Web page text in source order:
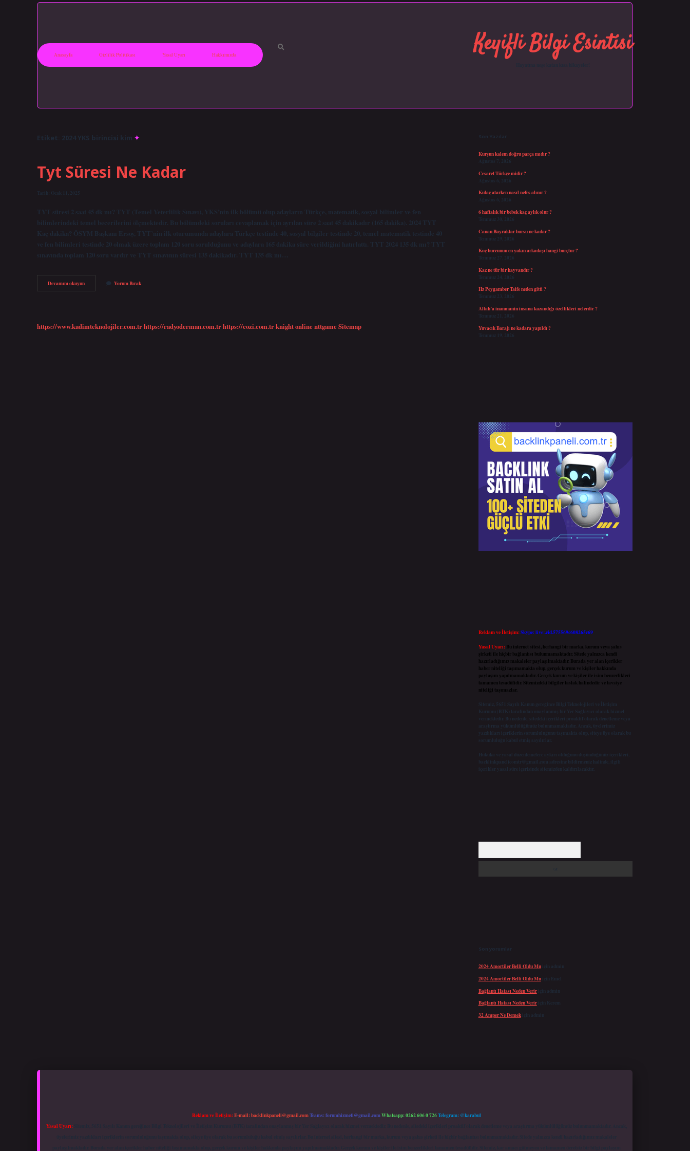
Anasayfa Gizlilik Politikası Yasal Uyarı Hakkımızda Keyifli Bilgi Esintisi
Etiket: 2024 YKS birincisi kim
Tyt Süresi Ne Kadar
Tarih: Ocak 11, 2025
TYT süresi 2 saat 45 dk mı? TYT (Temel Yeterlilik Sınavı), YKS’nin ilk bölümü olup adayların Türkçe, matematik, sosyal bilimler ve fen
bilimlerindeki temel becerilerini ölçmektedir. Bu bölümdeki soruları cevaplamak için ayrılan süre 2 saat 45 dakikadır (165 dakika). 2024 TYT
Kaç dakika? ÖSYM Başkanı Ersoy, TYT’nin ilk oturumunda adaylara Türkçe testinde 40, sosyal bilgiler testinde 20, temel matematik testinde 40
ve fen bilimleri testinde 20 olmak üzere toplam 120 soru sorulduğunu ve adaylara 165 dakika süre verildiğini hatırlattı. TYT 2024 135 dk mı? TYT
sınavında toplam 120 soru vardır ve TYT sınavının süresi 135 dakikadır. TYT 135 dk mı…
Devamını okuyunTyt
Süresi
Yorum Bırak
https://www.kadimteknolojiler.com.trhttps://radyoderman.com.trhttps://cozi.com.trknight onlinenttgameSitemap
Son Yazılar
Kurşun kalem doğru parça mıdır ?
Ağustos 7, 2026
Cesaret Türkçe midir ?
Ağustos 6, 2026
Kulaç atarken nasıl nefes alınır ?
Ağustos 6, 2026
6 haftalık bir bebek kaç aylık olur ?
Temmuz 30, 2026
Canan Bayraktar bursu ne kadar ?
Temmuz 29, 2026
Koç burcunun en yakın arkadaşı hangi burçtur ?
Temmuz 27, 2026
Kaz ne tür bir hayvandır ?
Temmuz 24, 2026
Hz Peygamber Taife neden gitti ?
Temmuz 23, 2026
Allah’a inanmanin insana kazandığı özellikleri nelerdir ?
Temmuz 21, 2026
Yuvacık Barajı ne kadara yapıldı ?
Temmuz 19, 2026
Reklam ve İletişim:Skype: live:.cid.575569c608265c69
Yasal Uyarı: Bu internet sitesi, herhangi bir marka, kurum veya şahıs
şirketi ile hiçbir bağlantısı bulunmamaktadır. Sitede yalnızca kendi
hazırladığımız makaleler paylaşılmaktadır. Burada yer alan içerikler
haber niteliği taşımamakta olup, gerçek kurum ve kişiler hakkında
paylaşım yapılmamaktadır. Gerçek kurum ve kişiler ile isim benzerlikleri
tamamen tesadüfidir. Sitemizdeki bilgiler taslak halindedir ve tavsiye
niteliği taşımazlar.
Sitemiz, 5651 Sayılı Kanun gereğince Bilgi Teknolojileri ve İletişim
Kurumu (BTK) tarafından onaylanmış bir Yer Sağlayıcı olarak hizmet
vermektedir. Bu nedenle, sitedeki içerikleri proaktif olarak denetleme veya
araştırma yükümlülüğümüz bulunmamaktadır. Ancak, üyelerimiz
yazdıkları içeriklerin sorumluluğunu taşımakta olup, siteye üye olarak bu
sorumluluğu kabul etmiş sayılırlar.
Hukuka ve yasal düzenlemelere aykırı olduğunu düşündüğünüz içerikleri,
backlinkpanelicomtr@gmail.com adresine bildirmeniz halinde, ilgili
içerikler yasal süre içerisinde sitemizden kaldırılacaktır.
Son yorumlar
2024 Amortiler Belli Oldu Muiçin admin
2024 Amortiler Belli Oldu Muiçin Emel
Bağlantı Hatası Neden Veririçin admin
Bağlantı Hatası Neden Veririçin Kerem
32 Amper Ne Demekiçin admin
Reklam ve İletişim:E-mail:backlinkpaneli@gmail.comTeams:forumhizmeti@gmail.comWhatsapp: 0262 606 0 726Telegram: @karabul
Yasal Uyarı:Sitemiz, 5651 Sayılı Kanun gereğince Bilgi Teknolojileri ve İletişim Kurumu (BTK) tarafından onaylanmış bir Yer Sağlayıcı olarak hizmet vermektedir. Bu nedenle, sitedeki içerikleri proaktif olarak denetleme veya araştırma yükümlülüğümüz bulunmamaktadır. Ancak,